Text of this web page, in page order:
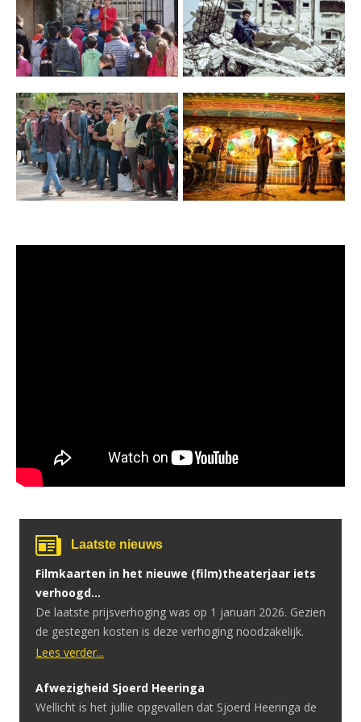
Laatste nieuws
Filmkaarten in het nieuwe (film)theaterjaar iets
verhoogd…
De laatste prijsverhoging was op 1 januari 2026. Gezien
de gestegen kosten is deze verhoging noodzakelijk.
Lees verder...
Afwezigheid Sjoerd Heeringa
Wellicht is het jullie opgevallen dat Sjoerd Heeringa de